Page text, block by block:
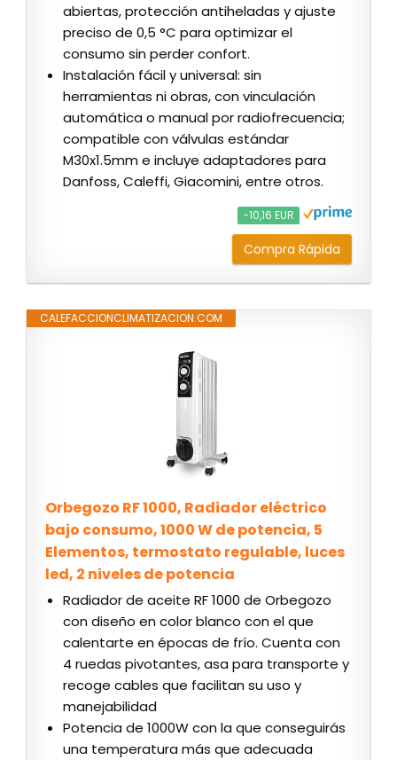
abiertas, protección antiheladas y ajuste
preciso de 0,5 °C para optimizar el
consumo sin perder confort.
Instalación fácil y universal: sin
herramientas ni obras, con vinculación
automática o manual por radiofrecuencia;
compatible con válvulas estándar
M30x1.5mm e incluye adaptadores para
Danfoss, Caleffi, Giacomini, entre otros.
−10,16 EUR
Compra Rápida
CALEFACCIONCLIMATIZACION.COM
Orbegozo RF 1000, Radiador eléctrico
bajo consumo, 1000 W de potencia, 5
Elementos, termostato regulable, luces
led, 2 niveles de potencia
Radiador de aceite RF 1000 de Orbegozo
con diseño en color blanco con el que
calentarte en épocas de frío. Cuenta con
4 ruedas pivotantes, asa para transporte y
recoge cables que facilitan su uso y
manejabilidad
Potencia de 1000W con la que conseguirás
una temperatura más que adecuada